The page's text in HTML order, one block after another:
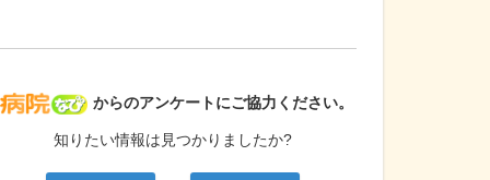
病院なび
からのアンケートにご協力ください。
知りたい情報は見つかりましたか?